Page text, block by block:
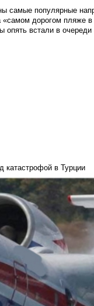
самые популярные
«самом дорогом пляже
опять встали в
катастрофой в Турции